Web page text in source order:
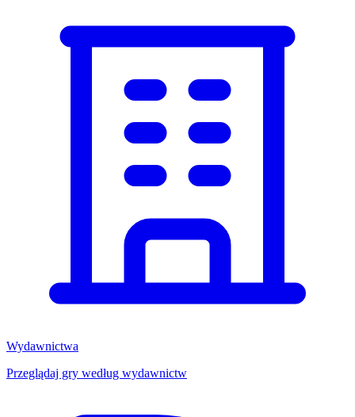
Wydawnictwa
Przeglądaj gry według wydawnictw